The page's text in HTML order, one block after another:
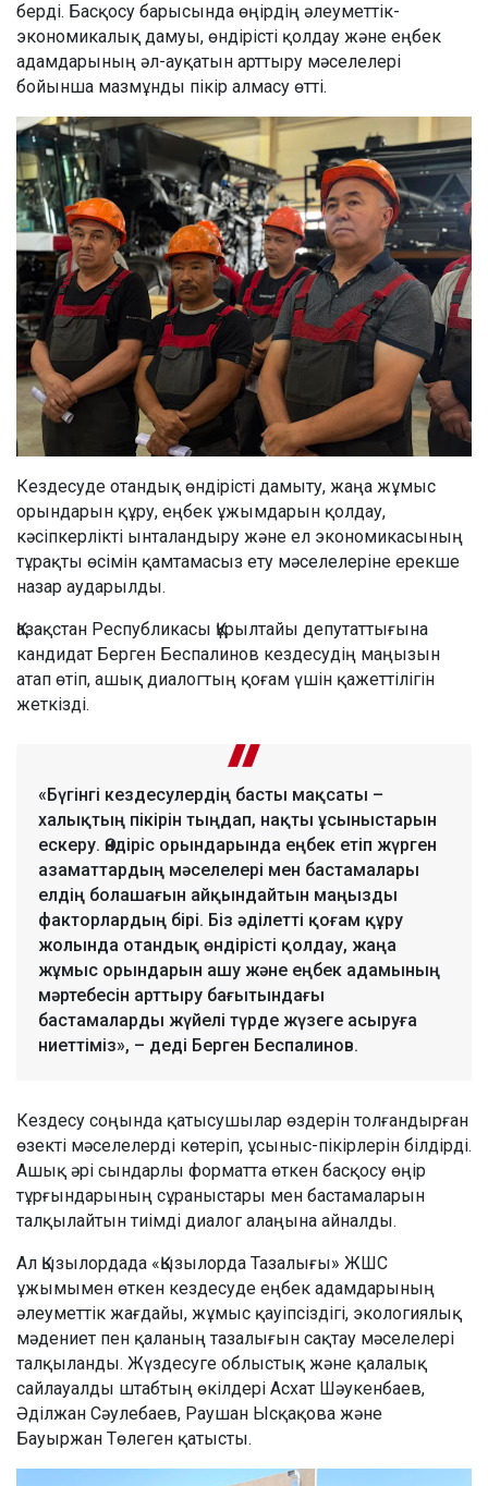
берді. Басқосу барысында өңірдің әлеуметтік-
экономикалық дамуы, өндірісті қолдау және еңбек
адамдарының әл-ауқатын арттыру мәселелері
бойынша мазмұнды пікір алмасу өтті.
Кездесуде отандық өндірісті дамыту, жаңа жұмыс
орындарын құру, еңбек ұжымдарын қолдау,
кәсіпкерлікті ынталандыру және ел экономикасының
тұрақты өсімін қамтамасыз ету мәселелеріне ерекше
назар аударылды.
Қазақстан Республикасы Құрылтайы депутаттығына
кандидат Берген Беспалинов кездесудің маңызын
атап өтіп, ашық диалогтың қоғам үшін қажеттілігін
жеткізді.
«Бүгінгі кездесулердің басты мақсаты –
халықтың пікірін тыңдап, нақты ұсыныстарын
ескеру. Өндіріс орындарында еңбек етіп жүрген
азаматтардың мәселелері мен бастамалары
елдің болашағын айқындайтын маңызды
факторлардың бірі. Біз әділетті қоғам құру
жолында отандық өндірісті қолдау, жаңа
жұмыс орындарын ашу және еңбек адамының
мәртебесін арттыру бағытындағы
бастамаларды жүйелі түрде жүзеге асыруға
ниеттіміз», – деді Берген Беспалинов.
Кездесу соңында қатысушылар өздерін толғандырған
өзекті мәселелерді көтеріп, ұсыныс-пікірлерін білдірді.
Ашық әрі сындарлы форматта өткен басқосу өңір
тұрғындарының сұраныстары мен бастамаларын
талқылайтын тиімді диалог алаңына айналды.
Ал Қызылордада «Қызылорда Тазалығы» ЖШС
ұжымымен өткен кездесуде еңбек адамдарының
әлеуметтік жағдайы, жұмыс қауіпсіздігі, экологиялық
мәдениет пен қаланың тазалығын сақтау мәселелері
талқыланды. Жүздесуге облыстық және қалалық
сайлауалды штабтың өкілдері Асхат Шәукенбаев,
Әділжан Сәулебаев, Раушан Ысқақова және
Бауыржан Төлеген қатысты.